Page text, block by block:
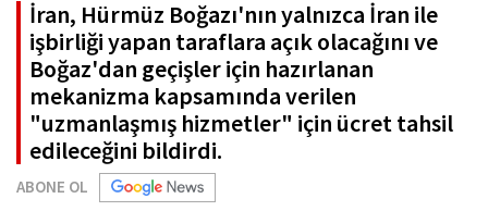
İran, Hürmüz Boğazı'nın yalnızca İran ile
işbirliği yapan taraflara açık olacağını ve
Boğaz'dan geçişler için hazırlanan
mekanizma kapsamında verilen
"uzmanlaşmış hizmetler" için ücret tahsil
edileceğini bildirdi.
ABONE OL